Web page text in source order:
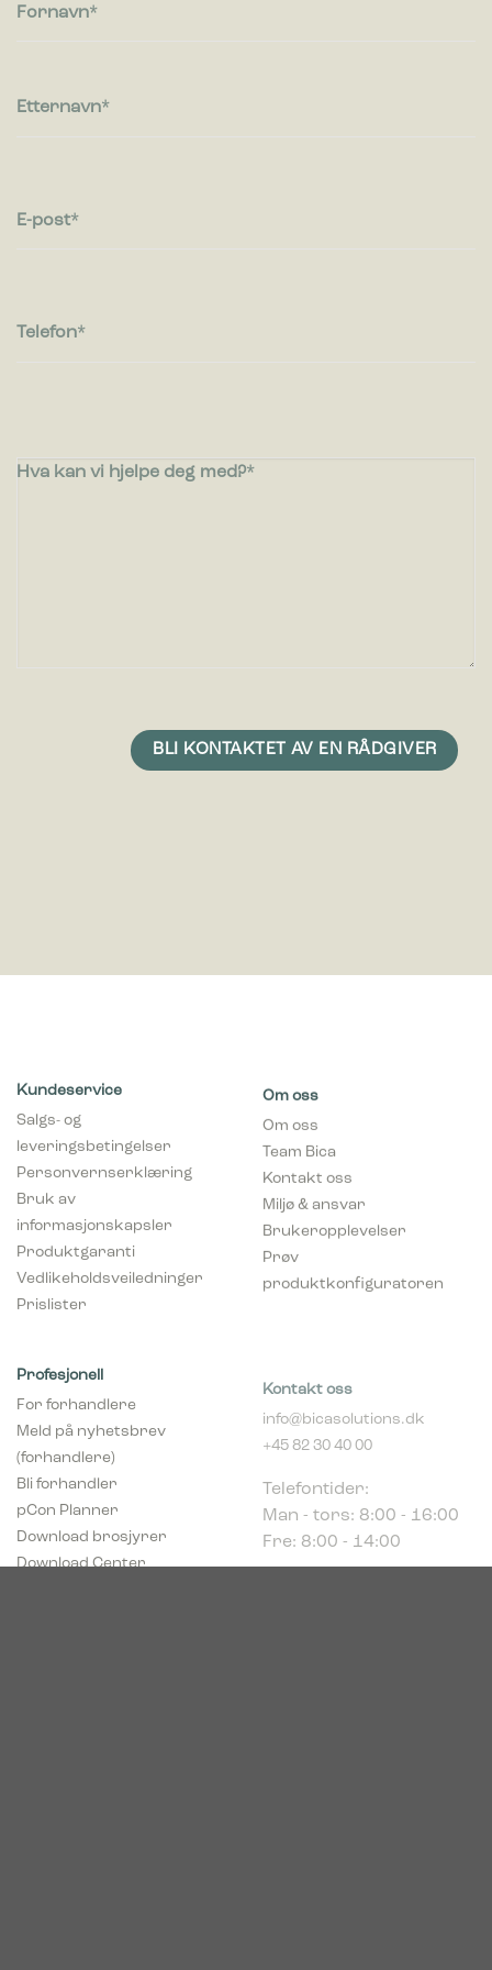
rapportere informasjon anonymt.
Markedsførings-cookies brukes til å spore besøkende på
Fornavn
Etternavn
E-post
Telefon
Hva kan vi hjelpe deg med?
Kundeservice
Salgs- og
leveringsbetingelser
Personvernserklæring
Bruk av
informasjonskapsler
Produktgaranti
Vedlikeholdsveiledninger
Prislister
Om oss
Om oss
Team Bica
Kontakt oss
Miljø & ansvar
Brukeropplevelser
Prøv
produktkonfiguratoren
Profesjonell
For forhandlere
Meld på nyhetsbrev
(forhandlere)
Bli forhandler
pCon Planner
Download brosjyrer
Download Center
+45 82 30 40 00
Man - tors: 8:00 - 16:00
Fre: 8:00 - 14:00
Norge